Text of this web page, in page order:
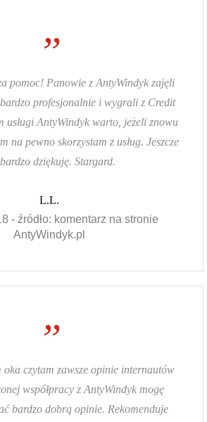
”
pomoc! Panowie z AntyWindyk zajęli
profesjonalnie i wygrali z Credit
usługi AntyWindyk warto, jeżeli znowu
na pewno skorzystam z usług. Jeszcze
dziękuję. Stargard.
L.L.
- źródło: komentarz na stronie
AntyWindyk.pl
”
oka czytam zawsze opinie internautów
współpracy z AntyWindyk mogę
bardzo dobrą opinie. Rekomenduje